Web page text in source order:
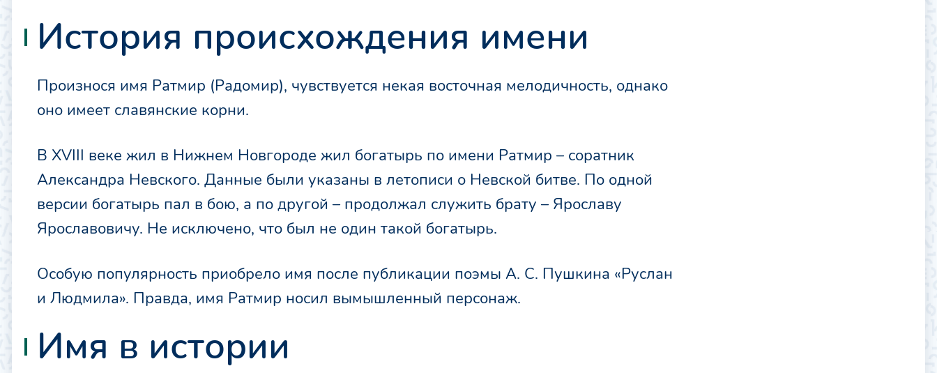
История происхождения имени
Произнося имя Ратмир (Радомир), чувствуется некая восточная мелодичность, однако
оно имеет славянские корни.
В XVIII веке жил в Нижнем Новгороде жил богатырь по имени Ратмир – соратник
Александра Невского. Данные были указаны в летописи о Невской битве. По одной
версии богатырь пал в бою, а по другой – продолжал служить брату – Ярославу
Ярославовичу. Не исключено, что был не один такой богатырь.
Особую популярность приобрело имя после публикации поэмы А. С. Пушкина «Руслан
и Людмила». Правда, имя Ратмир носил вымышленный персонаж.
Имя в истории